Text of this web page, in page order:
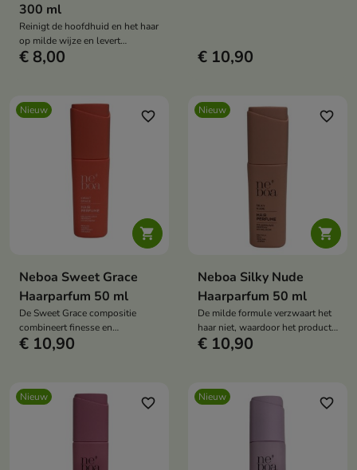
300 ml
Reinigt de hoofdhuid en het haar
op milde wijze en levert
tegelijkertijd voedende
€ 8,00 € 10,90
Nieuw

favorite_border
Neboa Sweet Grace
Haarparfum 50 ml
De Sweet Grace compositie
combineert finesse en
sensualiteit en creëert zo een
€ 10,90
Nieuw

favorite_border
Neboa Silky Nude
Haarparfum 50 ml
De milde formule verzwaart het
haar niet, waardoor het product
ideaal is voor si zowel na het
€ 10,90
Nieuw favorite_border Nieuw favorite_border